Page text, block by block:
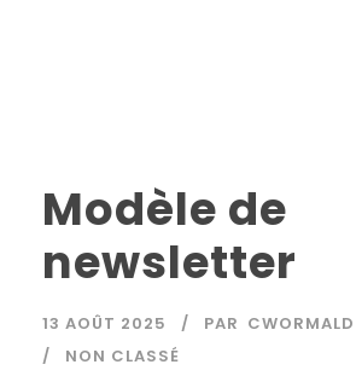
Modèle de
newsletter
13 AOÛT 2025 PAR CWORMALD
NON CLASSÉ